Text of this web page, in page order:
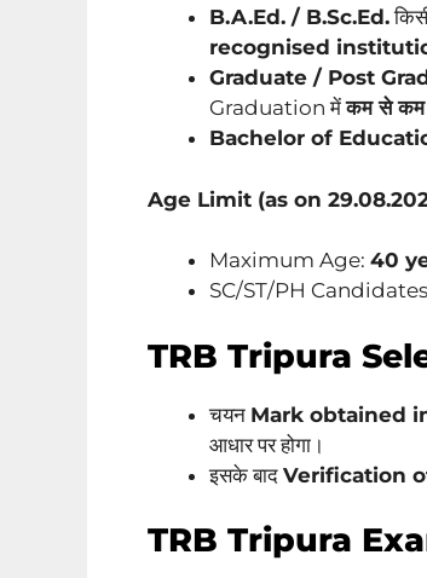
B.A.Ed. / B.Sc.Ed.
recognised
Graduate / Post
Graduation मेंकम से
Bachelor of
Age Limit (as on
Maximum Age: 40
SC/ST/PH
TRB Tripura
चयन Mark obtained
आधार पर होगा।
इसके बाद Verification
TRB Tripura